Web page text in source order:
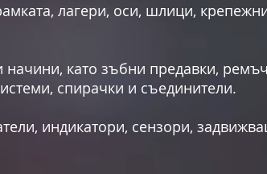
лагери, оси, шлици,
като зъбни предавки,
спирачки и съединители.
индикатори, сензори,